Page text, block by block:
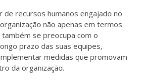
de recursos humanos engajado no
não apenas em termos
se preocupa com o
prazo das suas equipes,
medidas que promovam
da organização.